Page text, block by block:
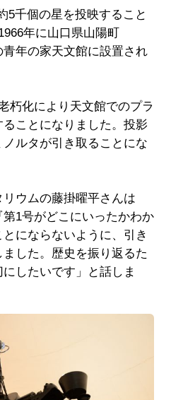
5千個の星を投映すること
年に山口県山陽町
青年の家天文館に設置され
朽化により天文館でのプラ
ことになりました。投影
ルタが引き取ることにな
ウムの藤掛曜平さんは
第1号がどこにいったかわか
にならないように、引き
した。歴史を振り返るた
したいです」と話しま